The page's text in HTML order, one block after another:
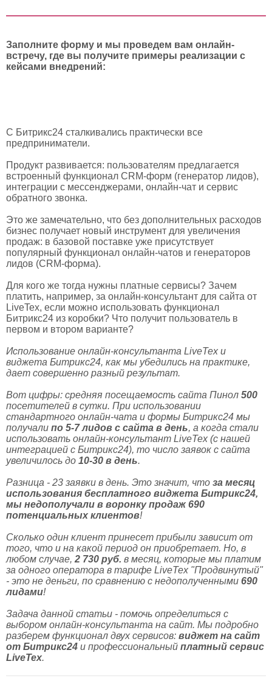
Заполните форму и мы проведем вам онлайн-
встречу, где вы получите примеры реализации с
кейсами внедрений:
С Битрикс24 сталкивались практически все
предприниматели.
Продукт развивается: пользователям предлагается
встроенный функционал CRM-форм (генератор лидов),
интеграции с мессенджерами, онлайн-чат и сервис
обратного звонка.
Это же замечательно, что без дополнительных расходов
бизнес получает новый инструмент для увеличения
продаж: в базовой поставке уже присутствует
популярный функционал онлайн-чатов и генераторов
лидов (CRM-форма).
Для кого же тогда нужны платные сервисы? Зачем
платить, например, за онлайн-консультант для сайта от
LiveTex, если можно использовать функционал
Битрикс24 из коробки? Что получит пользователь в
первом и втором варианте?
Использование онлайн-консультанта LiveTex и
виджета Битрикс24, как мы убедились на практике,
дает совершенно разный результат.
Вот цифры: средняя посещаемость сайта Пинол 500
посетителей в сутки. При использовании
стандартного онлайн-чата и формы Битрикс24 мы
получали по 5-7 лидов с сайта в день, а когда стали
использовать онлайн-консультант LiveTex (с нашей
интеграцией с Битрикс24), то число заявок с сайта
увеличилось до 10-30 в день.
Разница - 23 заявки в день. Это значит, что за месяц
использования бесплатного виджета Битрикс24,
мы недополучали в воронку продаж 690
потенциальных клиентов!
Сколько один клиент принесет прибыли зависит от
того, что и на какой период он приобретает. Но, в
любом случае, 2 730 руб. в месяц, которые мы платим
за одного оператора в тарифе LiveTex "Продвинутый"
- это не деньги, по сравнению с недополученными 690
лидами!
Задача данной статьи - помочь определиться с
выбором онлайн-консультанта на сайт. Мы подробно
разберем функционал двух сервисов: виджет на сайт
от Битрикс24 и профессиональный платный сервис
LiveTex.